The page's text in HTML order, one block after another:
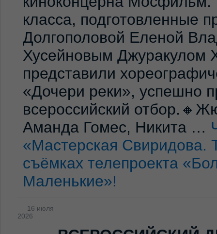
класса, подготовленные
Долгополовой Еленой
Хусейновым Джуракулом
представили
«Дочери реки», успешно
всероссийский
Аманда Гомес, Никита …
«Мастерская Свиридова.
съёмках телепроекта
Маленькие»!
16 июля
2026